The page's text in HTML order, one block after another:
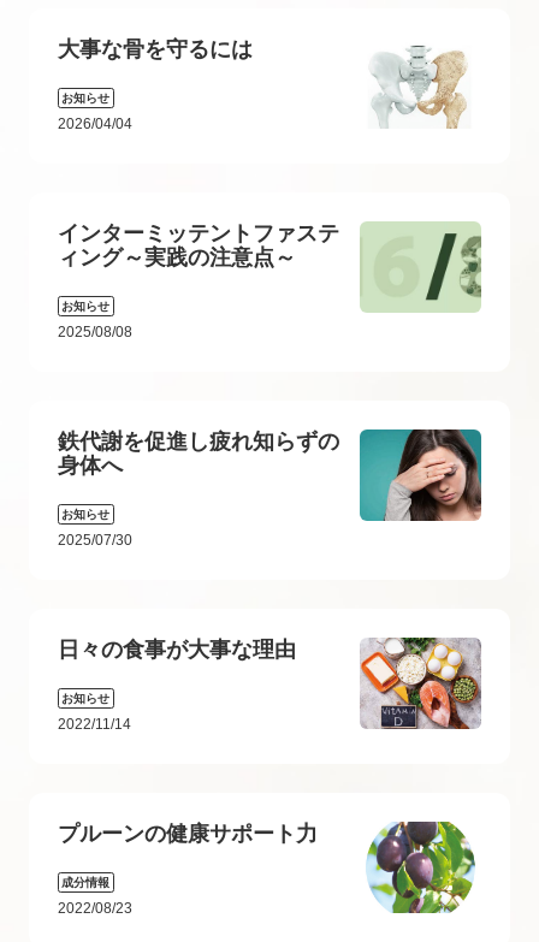
大事な骨を守るには
お知らせ
2026/04/04
インターミッテントファステ
ィング～実践の注意点～
お知らせ
2025/08/08
鉄代謝を促進し疲れ知らずの
身体へ
お知らせ
2025/07/30
日々の食事が大事な理由
お知らせ
2022/11/14
プルーンの健康サポート力
成分情報
2022/08/23